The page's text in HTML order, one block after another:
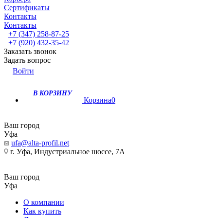
Сертификаты
Контакты
Контакты
+7 (347) 258-87-25
+7 (920) 432-35-42
Заказать звонок
Задать вопрос
Войти
В КОРЗИНУ
Корзина0
Ваш город
Уфа
ufa@alta-profil.net
г. Уфа, Индустриальное шоссе, 7А
Ваш город
Уфа
О компании
Как купить